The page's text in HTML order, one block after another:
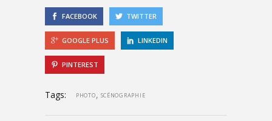
FACEBOOK TWITTER
GOOGLE PLUS LINKEDIN
PINTEREST
Tags: PHOTO, SCÉNOGRAPHIE